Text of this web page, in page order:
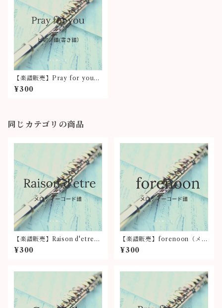
【楽譜販売】Pray for you
（ピアノ伴奏譜（書き譜））
¥300
同じカテゴリの商品
【楽譜販売】Raison d'etre
（メロディーコード譜）
¥300
【楽譜販売】forenoon（メロ
ディーコード譜）
¥300